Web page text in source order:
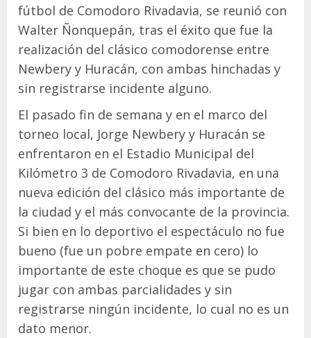
fútbol de Comodoro Rivadavia, se reunió con
Walter Ñonquepán, tras el éxito que fue la
realización del clásico comodorense entre
Newbery y Huracán, con ambas hinchadas y
sin registrarse incidente alguno.
El pasado fin de semana y en el marco del
torneo local, Jorge Newbery y Huracán se
enfrentaron en el Estadio Municipal del
Kilómetro 3 de Comodoro Rivadavia, en una
nueva edición del clásico más importante de
la ciudad y el más convocante de la provincia.
Si bien en lo deportivo el espectáculo no fue
bueno (fue un pobre empate en cero) lo
importante de este choque es que se pudo
jugar con ambas parcialidades y sin
registrarse ningún incidente, lo cual no es un
dato menor.